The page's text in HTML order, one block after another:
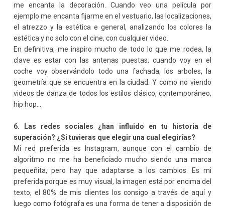
me encanta la decoración. Cuando veo una película por
ejemplo me encanta fijarme en el vestuario, las localizaciones,
el atrezzo y la estética e general, analizando los colores la
estética y no solo con el cine, con cualquier video.
En definitiva, me inspiro mucho de todo lo que me rodea, la
clave es estar con las antenas puestas, cuando voy en el
coche voy observándolo todo una fachada, los arboles, la
geometría que se encuentra en la ciudad. Y como no viendo
videos de danza de todos los estilos clásico, contemporáneo,
hip hop…
6. Las redes sociales ¿han influido en tu historia de
superación? ¿Si tuvieras que elegir una cual elegirías?
Mi red preferida es Instagram, aunque con el cambio de
algoritmo no me ha beneficiado mucho siendo una marca
pequeñita, pero hay que adaptarse a los cambios. Es mi
preferida porque es muy visual, la imagen está por encima del
texto, el 80% de mis clientes los consigo a través de aquí y
luego como fotógrafa es una forma de tener a disposición de